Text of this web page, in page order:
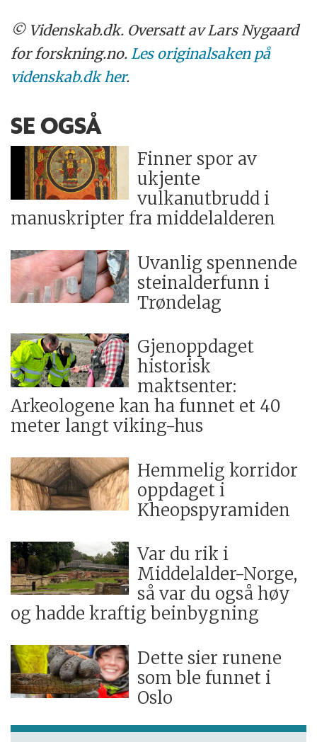
© Videnskab.dk. Oversatt av Lars Nygaard
for forskning.no. Les originalsaken på
videnskab.dk her.
SE OGSÅ
Finner spor av
ukjente
vulkanutbrudd i
manuskripter fra middelalderen
Uvanlig spennende
steinalderfunn i
Trøndelag
Gjenoppdaget
historisk
maktsenter:
Arkeologene kan ha funnet et 40
meter langt viking-hus
Hemmelig korridor
oppdaget i
Kheopspyramiden
Var du rik i
Middelalder-Norge,
så var du også høy
og hadde kraftig beinbygning
Dette sier runene
som ble funnet i
Oslo